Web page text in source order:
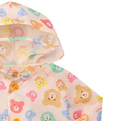
S(90-100cm)
M(100-110cm)
L(110-120cm)¥8,250